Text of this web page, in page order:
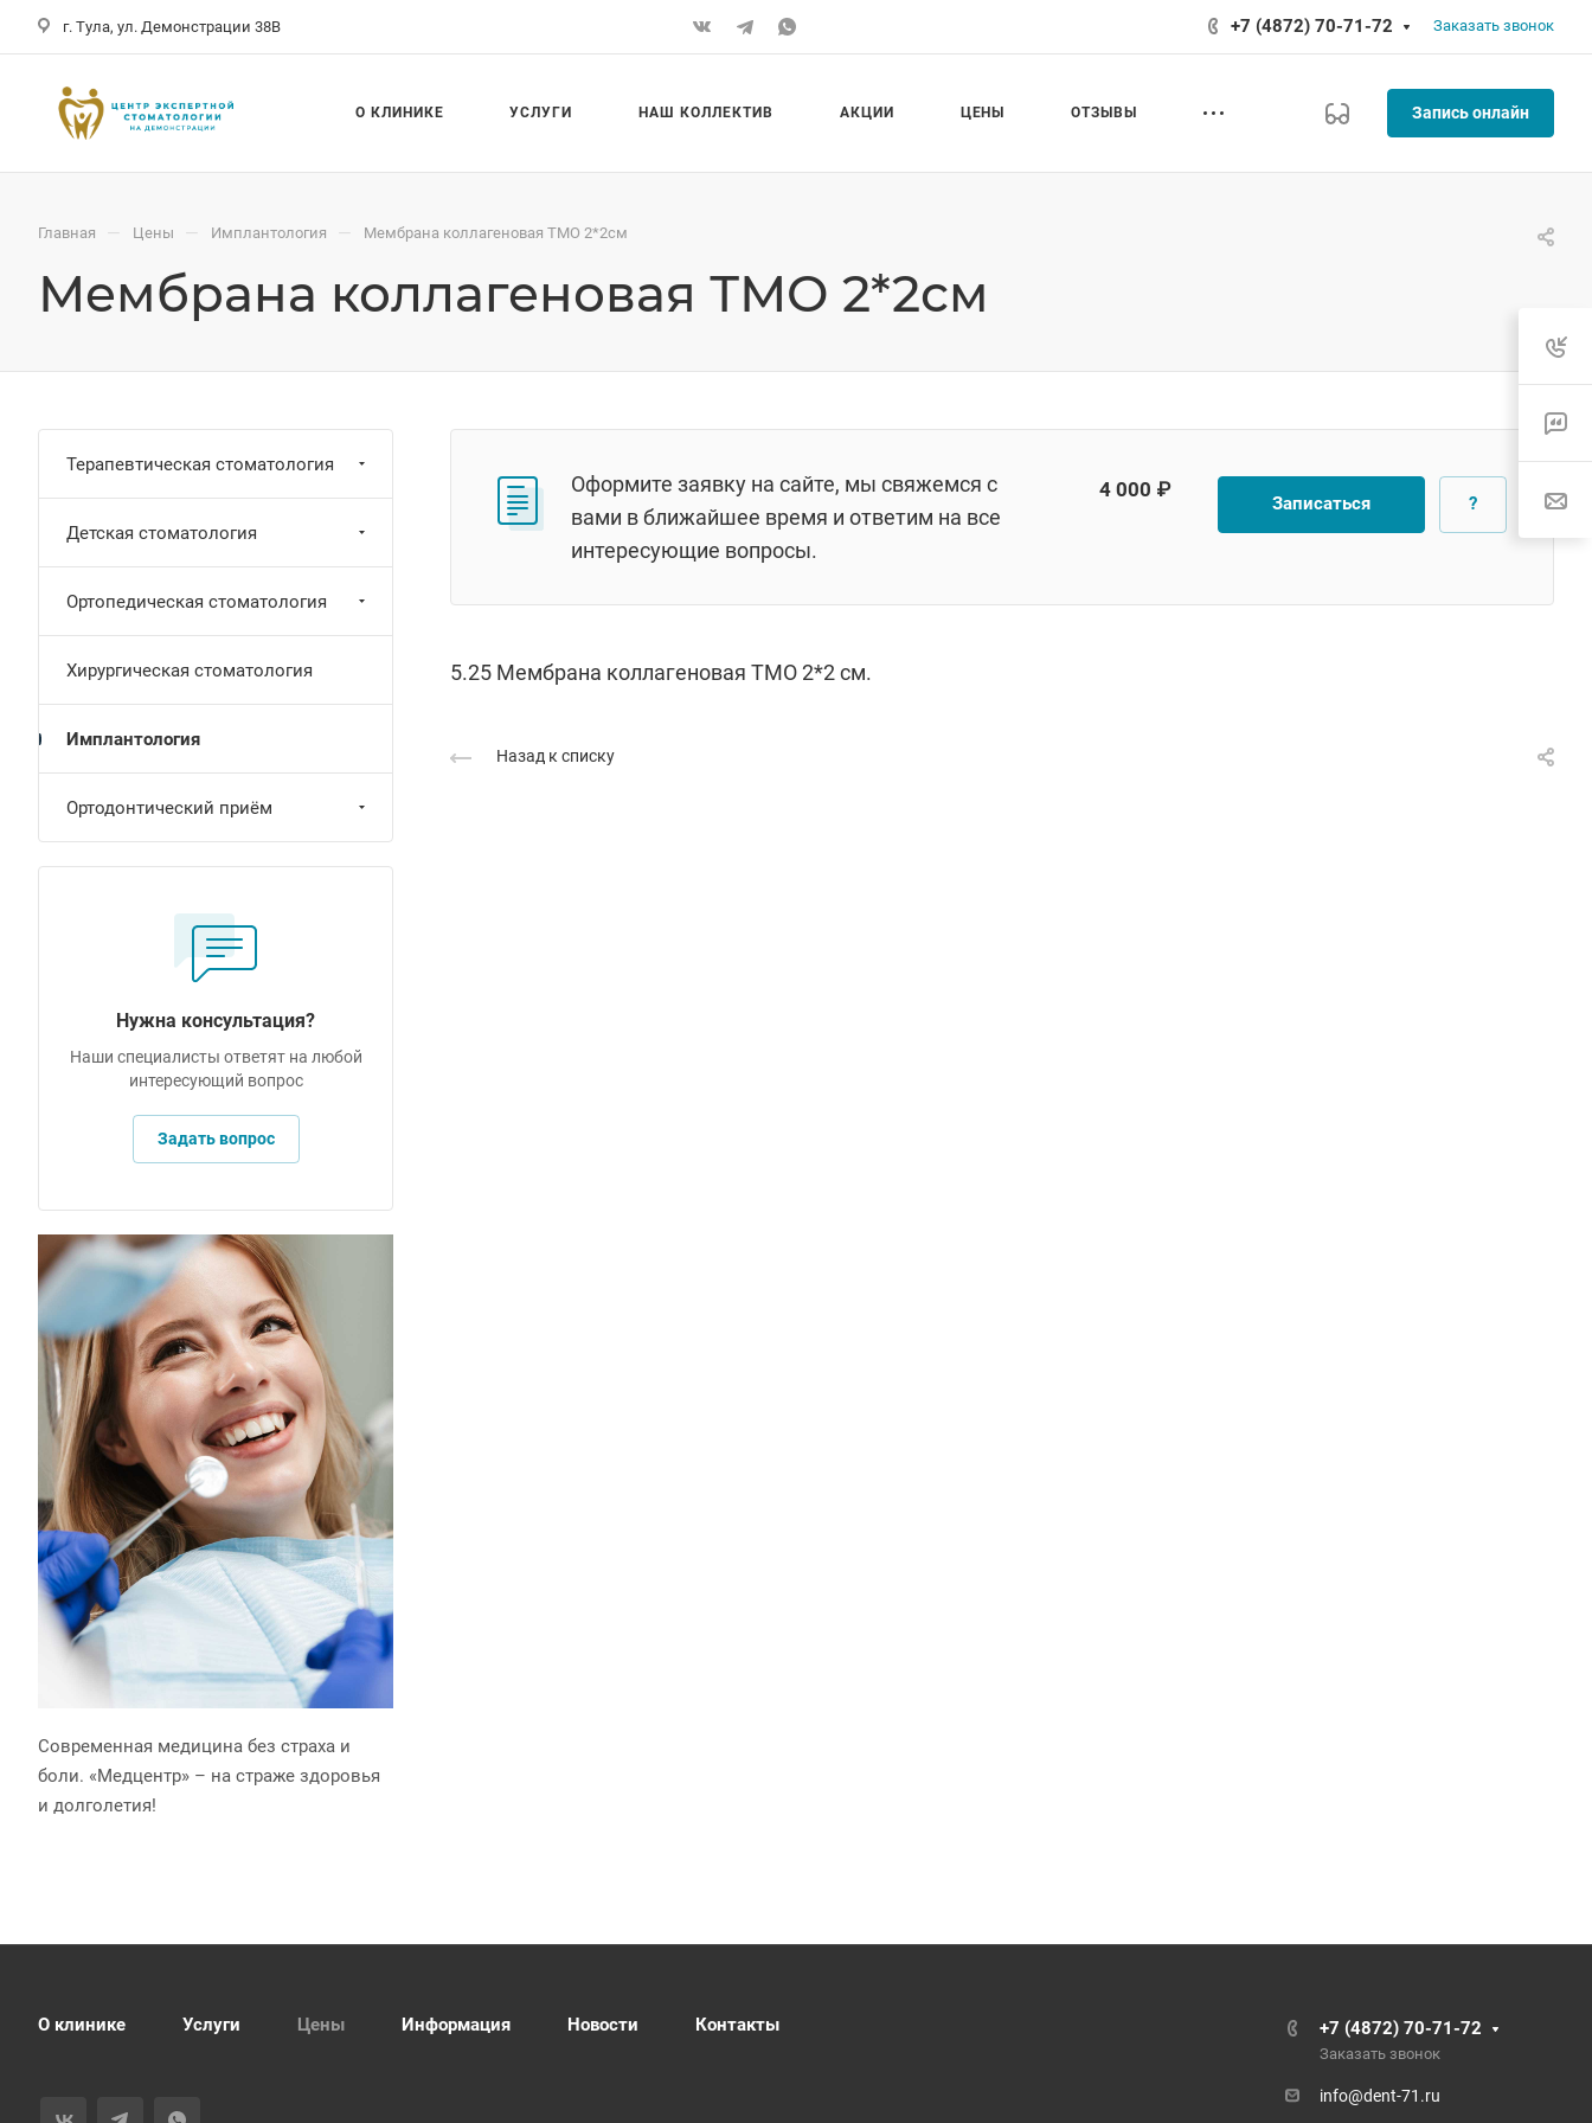
г. Тула, ул. Демонстрации 38В +7 (4872) 70-71-72 Заказать звонок
О КЛИНИКЕ УСЛУГИ НАШ КОЛЛЕКТИВ АКЦИИ ЦЕНЫ ОТЗЫВЫ Запись онлайн
Главная — Цены — Имплантология — Мембрана коллагеновая ТМО 2*2см
Мембрана коллагеновая ТМО 2*2см
Оформите заявку на сайте, мы свяжемся с
вами в ближайшее время и ответим на все
интересующие вопросы.
4 000 ₽
Записаться ?
5.25 Мембрана коллагеновая ТМО 2*2 см.
Назад к списку
Терапевтическая стоматология
Детская стоматология
Ортопедическая стоматология
Хирургическая стоматология
Имплантология
Ортодонтический приём
Нужна консультация?
Наши специалисты ответят на любой
интересующий вопрос
Задать вопрос
Современная медицина без страха и
боли. «Медцентр» – на страже здоровья
и долголетия!
О клинике Услуги Цены Информация Новости Контакты +7 (4872) 70-71-72
Заказать звонок
info@dent-71.ru